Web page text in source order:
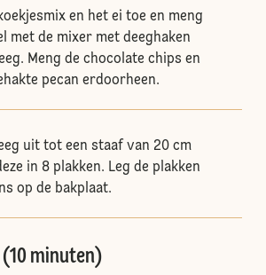
en het ei toe en meng
met de mixer met deeghaken
Meng de chocolate chips en
pecan erdoorheen.
uit tot een staaf van 20 cm
in 8 plakken. Leg de plakken
op de bakplaat.
(10 minuten)